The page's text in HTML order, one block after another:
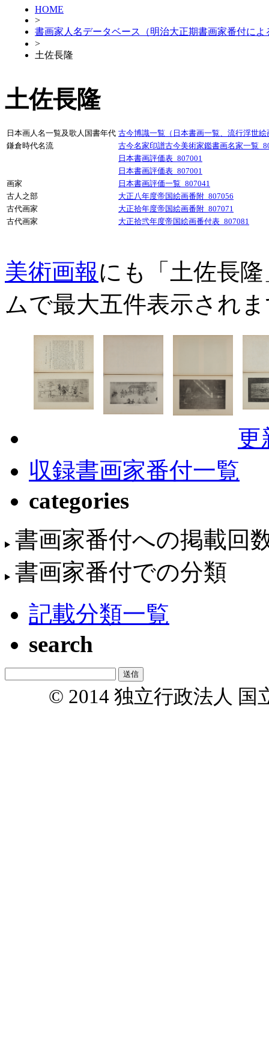
HOME
>
書画家人名データベース（明治大正期書画家番付によ
>
土佐長隆
土佐長隆
日本画人名一覧及歌人国書年代 古今博識一覧（日本書画一覧、流行浮世絵
鎌倉時代名流
古今名家印譜古今美術家鑑書画名家一覧
日本書画評価表_807001
日本書画評価表_807001
画家
日本書画評価一覧_807041
古人之部
大正八年度帝国絵画番附_807056
古代画家
大正拾年度帝国絵画番附_807071
古代画家
大正拾弐年度帝国絵画番付表_807081
美術画報にも「土佐長
ムで最大五件表示され
更
収録書画家番付一覧
categories
書画家番付への掲載回
書画家番付での分類
記載分類一覧
search
© 2014 独立行政法人 国